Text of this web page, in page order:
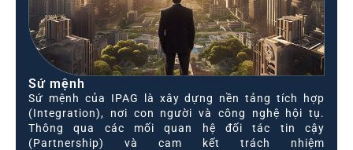
Sứ mệnh
Sứ mệnh của IPAG là xây dựng nền tảng tích hợp
(Integration), nơi con người và công nghệ hội tụ.
Thông qua các mối quan hệ đối tác tin cậy
(Partnership) và cam kết trách nhiệm